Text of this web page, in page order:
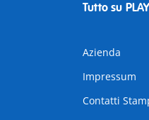
Tutto su
Azienda
Impressum
Contatti